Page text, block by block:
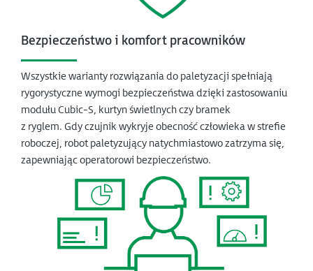
Bezpieczeństwo i komfort pracowników
Wszystkie warianty rozwiązania do paletyzacji spełniają
rygorystyczne wymogi bezpieczeństwa dzięki zastosowaniu
modułu Cubic-S, kurtyn świetlnych czy bramek
z ryglem. Gdy czujnik wykryje obecność człowieka w strefie
roboczej, robot paletyzujący natychmiastowo zatrzyma się,
zapewniając operatorowi bezpieczeństwo.